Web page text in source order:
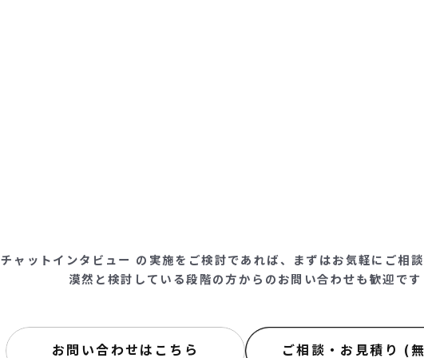
チャットインタビュー の実施をご検討であれば、まずはお気軽にご相談
漠然と検討している段階の方からのお問い合わせも歓迎です
お問い合わせはこちら ご相談・お見積り (